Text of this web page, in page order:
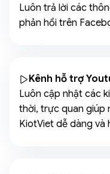
Luôn trả lời các
phản hồi trên
Kênh hỗ trợ
Luôn cập nhật các
thời, trực quan giúp
KiotViet dễ dàng và